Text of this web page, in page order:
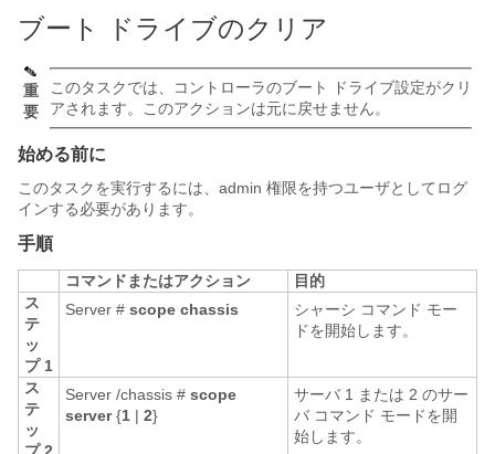
ブート ドライブのクリア
重
要
このタスクでは、コントローラのブート ドライブ設定がクリ
アされます。このアクションは元に戻せません。
始める前に
このタスクを実行するには、admin 権限を持つユーザとしてログ
インする必要があります。
手順
コマンドまたはアクション
目的
ス
テ
ッ
プ 1
Server # scope chassis
シャーシ コマンド モー
ドを開始します。
ス
テ
ッ
Server /chassis # scope
server{1 | 2}
サーバ 1 または 2 のサー
バ コマンド モードを開
始します。